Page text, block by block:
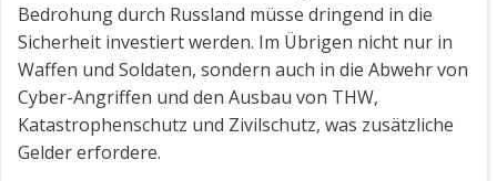
Bedrohung durch Russland müsse dringend in die
Sicherheit investiert werden. Im Übrigen nicht nur in
Waffen und Soldaten, sondern auch in die Abwehr von
Cyber-Angriffen und den Ausbau von THW,
Katastrophenschutz und Zivilschutz, was zusätzliche
Gelder erfordere.